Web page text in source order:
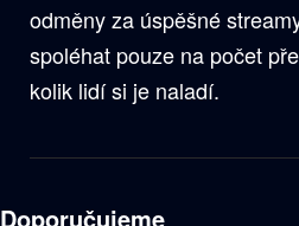
odměny za úspěšné
spoléhat pouze na počet
kolik lidí si je naladí.
Doporučujeme